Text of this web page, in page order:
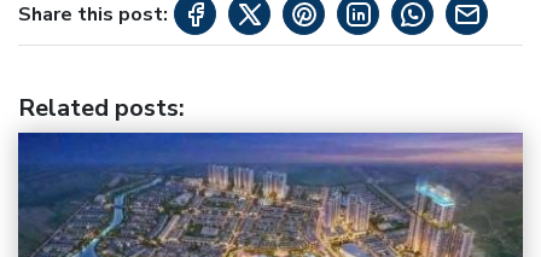
Share this post:
Related posts: